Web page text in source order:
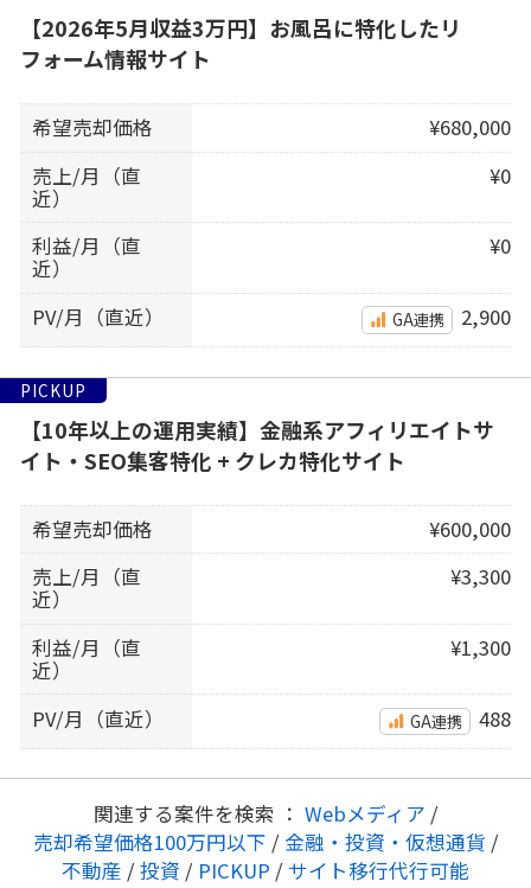
【2026年5月収益3万円】お風呂に特化したリ
フォーム情報サイト
希望売却価格
¥680,000
売上/月（直
近）
¥0
利益/月（直
近）
¥0
PV/月（直近） GA連携 2,900
PICKUP
【10年以上の運用実績】金融系アフィリエイトサ
イト・SEO集客特化 + クレカ特化サイト
希望売却価格
¥600,000
売上/月（直
近）
¥3,300
利益/月（直
近）
¥1,300
PV/月（直近） GA連携 488
関連する案件を検索 ： Webメディア /
売却希望価格100万円以下 / 金融・投資・仮想通貨 /
不動産 / 投資 / PICKUP / サイト移行代行可能